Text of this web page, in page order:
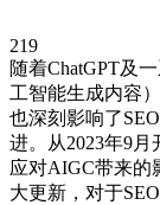
219
随着ChatGPT及
工智能生成内容
也深刻影响了
进。从2023年9月
应对AIGC带来的
大更新，对于